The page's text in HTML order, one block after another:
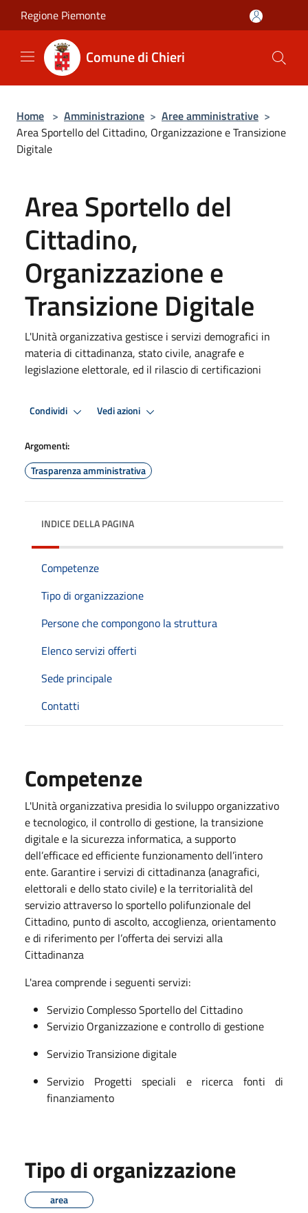
Salta al contenuto principale
Regione Piemonte
Comune di Chieri
Home > Amministrazione > Aree amministrative >
Area Sportello del Cittadino, Organizzazione e Transizione
Digitale
Area Sportello del
Cittadino,
Organizzazione e
Transizione Digitale
L'Unità organizzativa gestisce i servizi demografici in
materia di cittadinanza, stato civile, anagrafe e
legislazione elettorale, ed il rilascio di certificazioni
Condividi Vedi azioni
Argomenti:
Trasparenza amministrativa
INDICE DELLA PAGINA
Competenze
Tipo di organizzazione
Persone che compongono la struttura
Elenco servizi offerti
Sede principale
Contatti
Competenze
L'Unità organizzativa presidia lo sviluppo organizzativo
e tecnologico, il controllo di gestione, la transizione
digitale e la sicurezza informatica, a supporto
dell’efficace ed efficiente funzionamento dell’intero
ente. Garantire i servizi di cittadinanza (anagrafici,
elettorali e dello stato civile) e la territorialità del
servizio attraverso lo sportello polifunzionale del
Cittadino, punto di ascolto, accoglienza, orientamento
e di riferimento per l’offerta dei servizi alla
Cittadinanza
L'area comprende i seguenti servizi:
Servizio Complesso Sportello del Cittadino
Servizio Organizzazione e controllo di gestione
Servizio Transizione digitale
Servizio Progetti speciali e ricerca fonti di
finanziamento
Tipo di organizzazione
area